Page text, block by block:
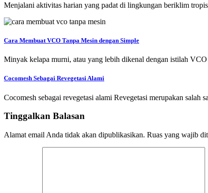
Menjalani aktivitas harian yang padat di lingkungan beriklim
Cara Membuat VCO Tanpa Mesin dengan Simple
Minyak kelapa murni, atau yang lebih dikenal dengan istilah
Cocomesh Sebagai Revegetasi Alami
Cocomesh sebagai revegetasi alami Revegetasi merupakan
Tinggalkan Balasan
Alamat email Anda tidak akan dipublikasikan. Ruas yang wajib